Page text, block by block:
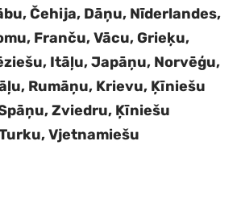
Čehija, Dāņu, Nīderlandes,
Franču, Vācu, Grieķu,
Itāļu, Japāņu, Norvēģu,
Rumāņu, Krievu, Ķīniešu
Zviedru, Ķīniešu
Vjetnamiešu